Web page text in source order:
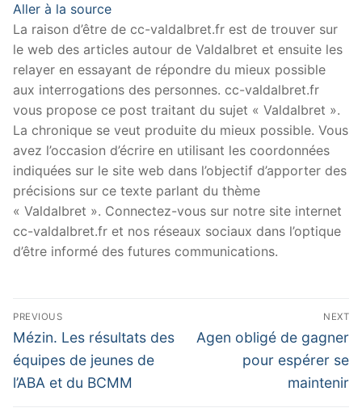
Aller à la source
La raison d’être de cc-valdalbret.fr est de trouver sur
le web des articles autour de Valdalbret et ensuite les
relayer en essayant de répondre du mieux possible
aux interrogations des personnes. cc-valdalbret.fr
vous propose ce post traitant du sujet « Valdalbret ».
La chronique se veut produite du mieux possible. Vous
avez l’occasion d’écrire en utilisant les coordonnées
indiquées sur le site web dans l’objectif d’apporter des
précisions sur ce texte parlant du thème
« Valdalbret ». Connectez-vous sur notre site internet
cc-valdalbret.fr et nos réseaux sociaux dans l’optique
d’être informé des futures communications.
Navigation
de
l’article
PREVIOUS
Previous
post:
Mézin. Les résultats des
équipes de jeunes de
l’ABA et du BCMM
NEXT
Next
Agen obligé de gagner
pour espérer se
maintenir